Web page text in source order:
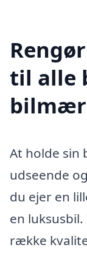
til alle
At holde sin
udseende
du ejer en
en
række